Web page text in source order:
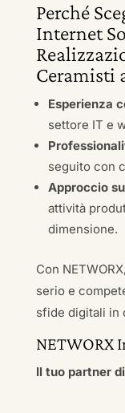
Perché
Internet
Ceramisti
Esperienza
settore IT e
seguito con
Approccio
attività
dimensione.
Con
serio e
sfide digitali in
NETWORX
Il tuo partner